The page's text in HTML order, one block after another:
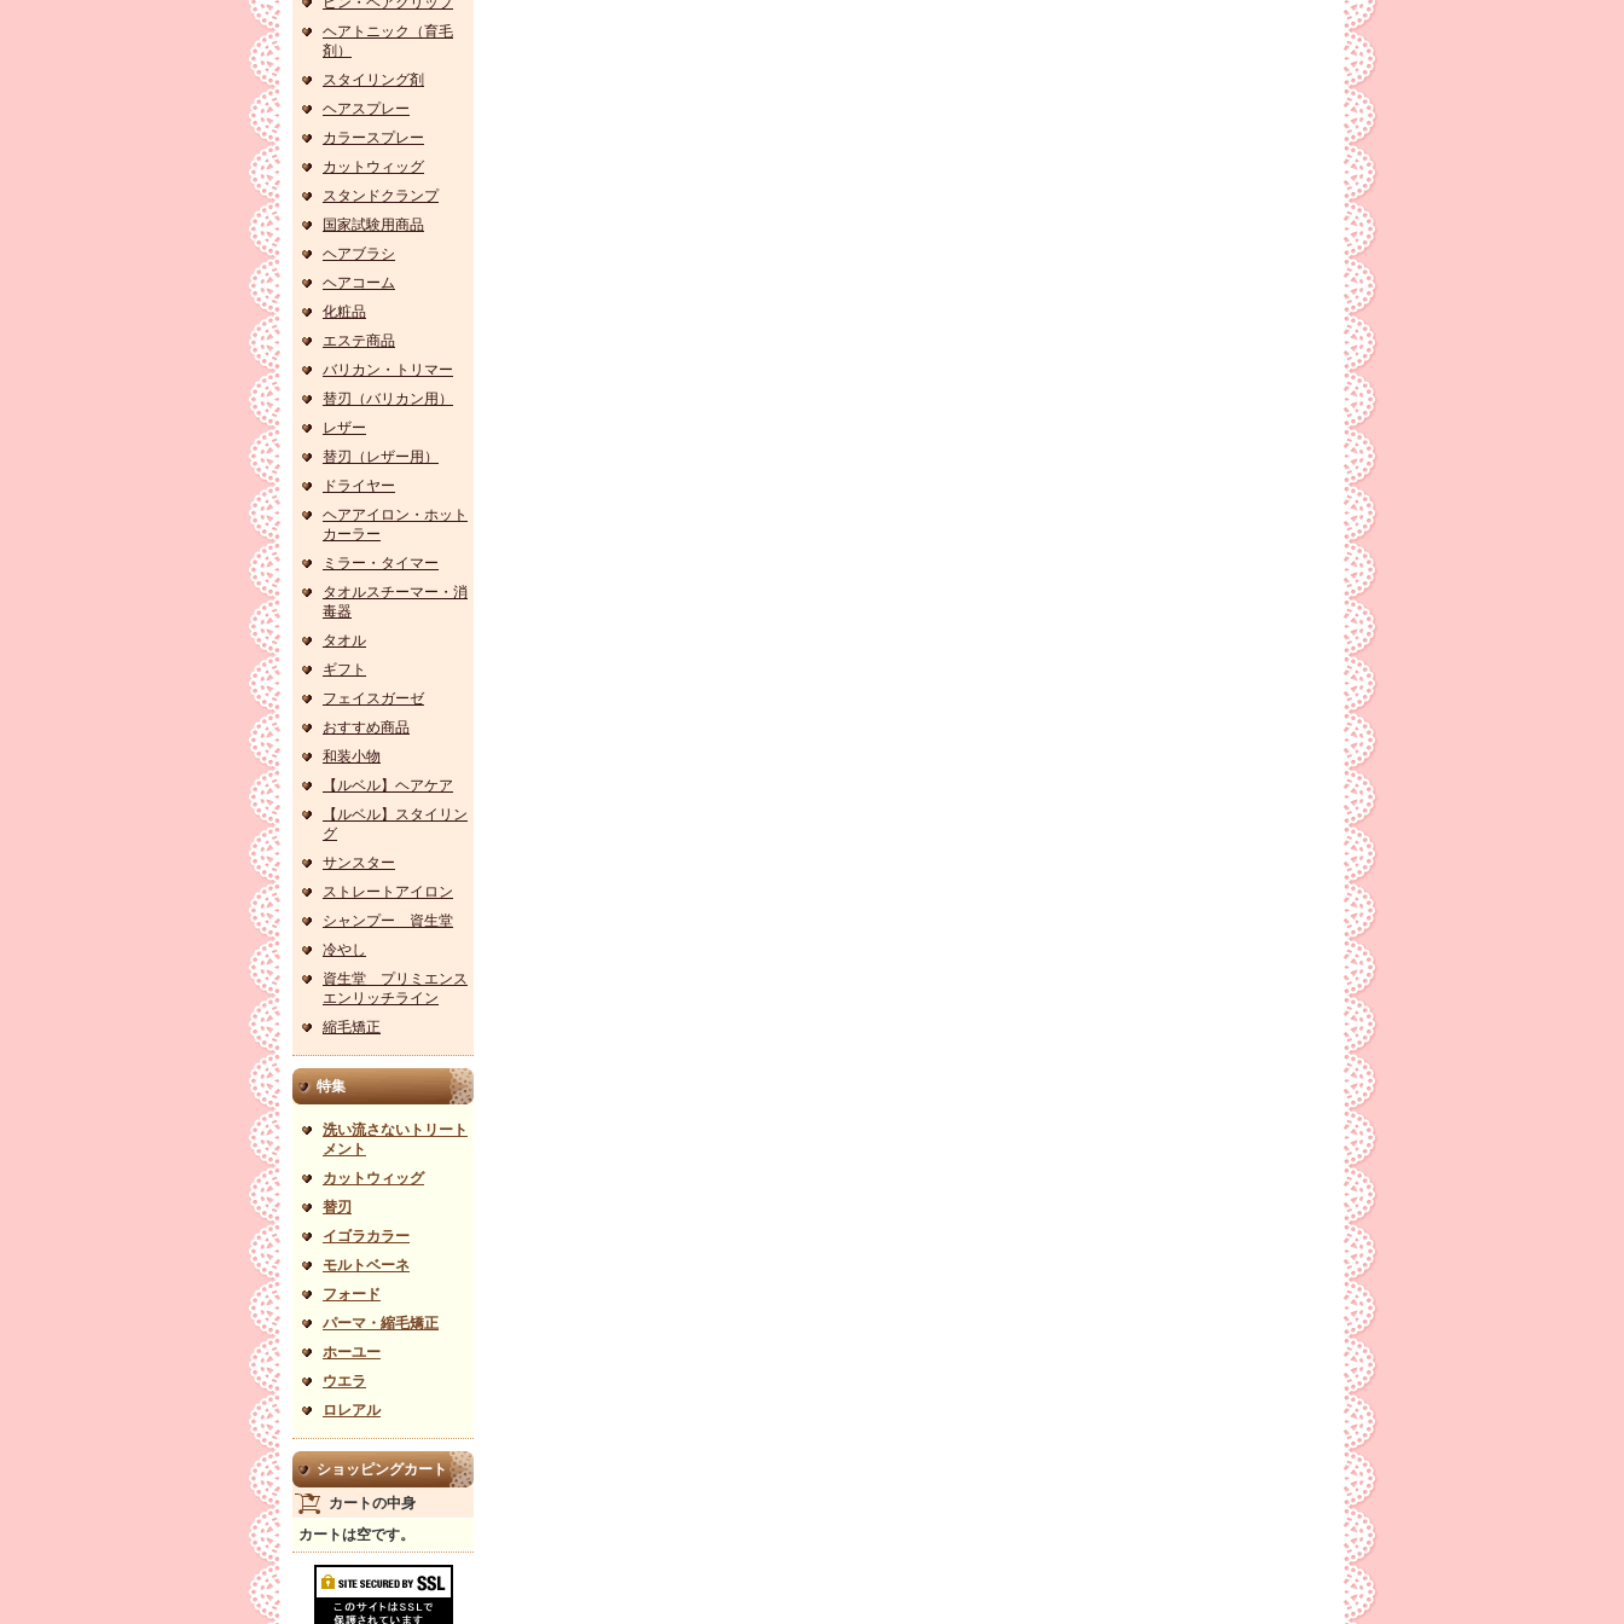
ヘアトニック（育毛
剤）
スタイリング剤
ヘアスプレー
カラースプレー
カットウィッグ
スタンドクランプ
国家試験用商品
ヘアブラシ
ヘアコーム
化粧品
エステ商品
バリカン・トリマー
替刃（バリカン用）
レザー
替刃（レザー用）
ドライヤー
ヘアアイロン・ホット
カーラー
ミラー・タイマー
タオルスチーマー・消
毒器
タオル
ギフト
フェイスガーゼ
おすすめ商品
和装小物
【ルベル】ヘアケア
【ルベル】スタイリン
グ
サンスター
ストレートアイロン
シャンプー 資生堂
冷やし
資生堂 プリミエンス
エンリッチライン
縮毛矯正
特集
洗い流さないトリート
メント
カットウィッグ
替刃
イゴラカラー
モルトベーネ
フォード
パーマ・縮毛矯正
ホーユー
ウエラ
ロレアル
ショッピングカート
カートの中身
カートは空です。